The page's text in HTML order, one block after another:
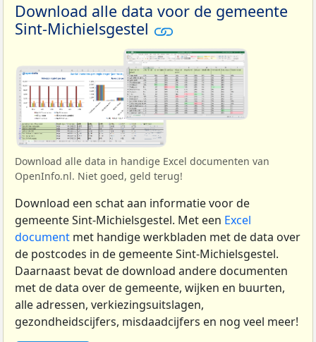
Download alle data voor de gemeente
Sint-Michielsgestel
Download alle data in handige Excel documenten van
OpenInfo.nl. Niet goed, geld terug!
Download een schat aan informatie voor de
gemeente Sint-Michielsgestel. Met een Excel
document met handige werkbladen met de data over
de postcodes in de gemeente Sint-Michielsgestel.
Daarnaast bevat de download andere documenten
met de data over de gemeente, wijken en buurten,
alle adressen, verkiezingsuitslagen,
gezondheidscijfers, misdaadcijfers en nog veel meer!